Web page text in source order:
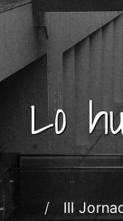
Lo
III